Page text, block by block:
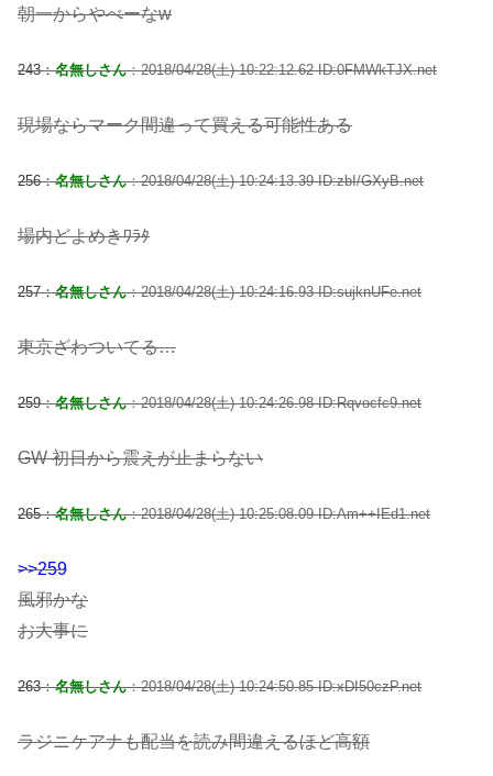
朝一からやべーなw
243：名無しさん：2018/04/28(土) 10:22:12.62 ID:0FMWkTJX.net
現場ならマーク間違って買える可能性ある
256：名無しさん：2018/04/28(土) 10:24:13.39 ID:zbI/GXyB.net
場内どよめきﾜﾗﾀ
257：名無しさん：2018/04/28(土) 10:24:16.93 ID:sujknUFe.net
東京ざわついてる…
259：名無しさん：2018/04/28(土) 10:24:26.98 ID:Rqvocfc9.net
GW 初日から震えが止まらない
265：名無しさん：2018/04/28(土) 10:25:08.09 ID:Am++IEd1.net
>>259
風邪かな
お大事に
263：名無しさん：2018/04/28(土) 10:24:50.85 ID:xDI50czP.net
ラジニケアナも配当を読み間違えるほど高額